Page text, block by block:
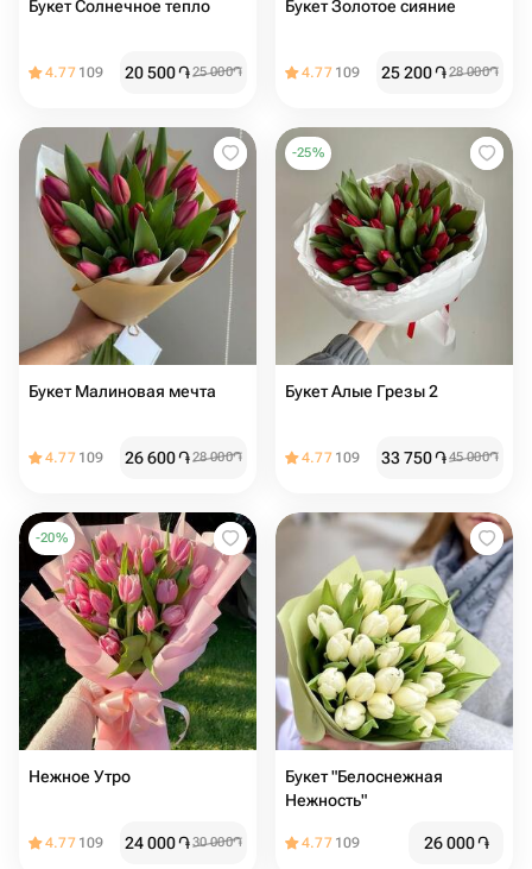
Букет Солнечное тепло
4.77 109 20 500֏25 000֏
Букет Золотое сияние
4.77 109 25 200֏28 000֏
Букет Малиновая мечта
4.77 109 26 600֏28 000֏
-25%
Букет Алые Грезы 2
4.77 109 33 750֏45 000֏
-20%
Нежное Утро
4.77 109 24 000֏30 000֏
Букет "Белоснежная
Нежность"
4.77 109 26 000֏